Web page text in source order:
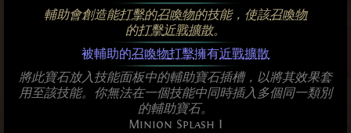
輔助會創造能打擊的召喚物的技能，使該召喚物
的打擊近戰擴散。
被輔助的召喚物打擊擁有近戰擴散
將此寶石放入技能面板中的輔助寶石插槽，以將其效果套
用至該技能。你無法在一個技能中同時插入多個同一類別
的輔助寶石。
Minion Splash I